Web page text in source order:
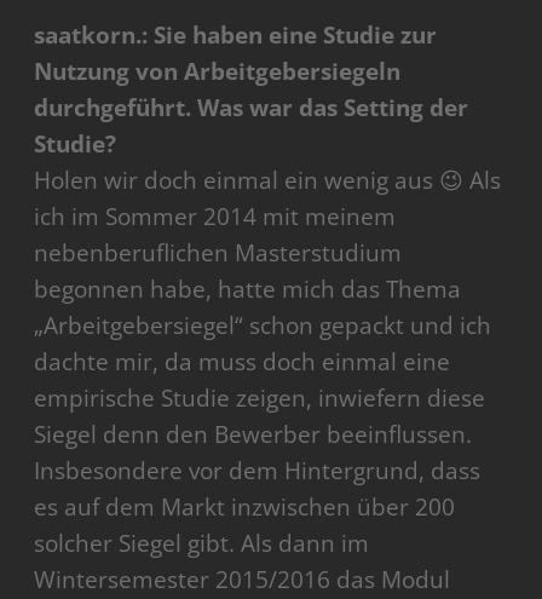
saatkorn.: Sie haben eine Studie zur
Nutzung von Arbeitgebersiegeln
durchgeführt. Was war das Setting der
Studie?
Holen wir doch einmal ein wenig aus 😉 Als
ich im Sommer 2014 mit meinem
nebenberuflichen Masterstudium
begonnen habe, hatte mich das Thema
„Arbeitgebersiegel“ schon gepackt und ich
dachte mir, da muss doch einmal eine
empirische Studie zeigen, inwiefern diese
Siegel denn den Bewerber beeinflussen.
Insbesondere vor dem Hintergrund, dass
es auf dem Markt inzwischen über 200
solcher Siegel gibt. Als dann im
Wintersemester 2015/2016 das Modul